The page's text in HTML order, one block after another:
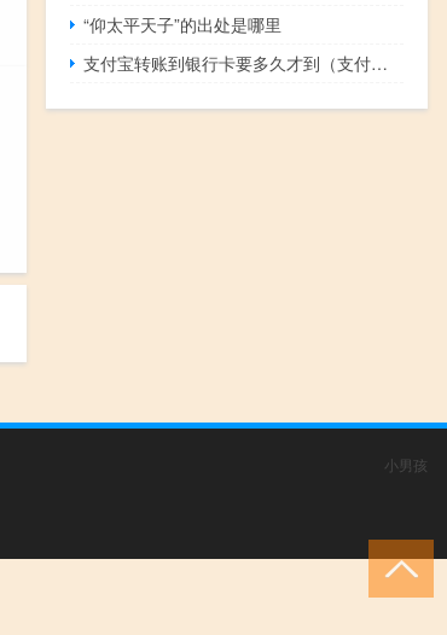
“仰太平天子”的出处是哪里
支付宝转账到银行卡要多久才到（支付宝转账到银行卡多少时间）
小男孩